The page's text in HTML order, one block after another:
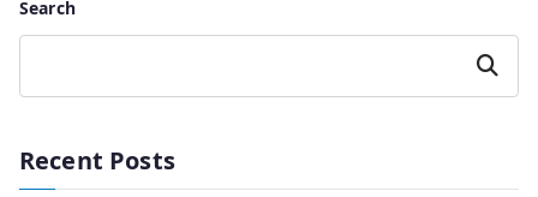
Search
Search
Recent Posts